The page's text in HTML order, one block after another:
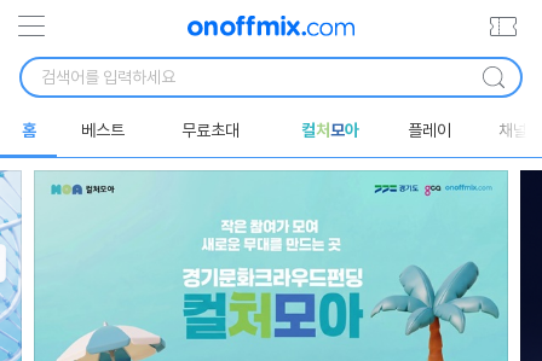
홈 베스트 무료초대 컬처모아 플레이 채널